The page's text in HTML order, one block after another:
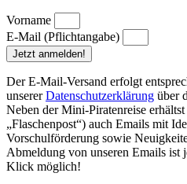
Vorname
E-Mail (Pflichtangabe)
Jetzt anmelden!
Der E-Mail-Versand erfolgt
unsererDatenschutzerklärung über
Neben der Mini-Piratenreise
„Flaschenpost“) auch Emails mit
Vorschulförderung sowie
Abmeldung von unseren Emails ist
Klick möglich!